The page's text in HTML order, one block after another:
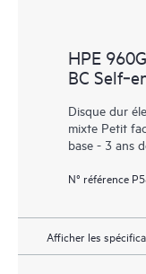
HPE
BC
Disque dur
mixte Petit
base - 3 ans
N° référence
Afficher les